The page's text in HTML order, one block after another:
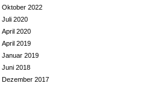
Oktober 2022
Juli 2020
April 2020
April 2019
Januar 2019
Juni 2018
Dezember 2017